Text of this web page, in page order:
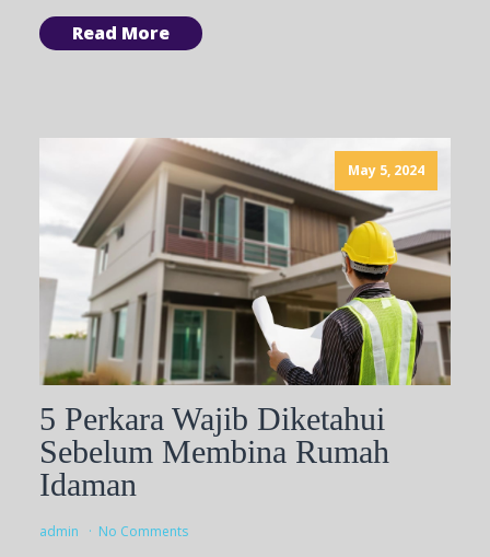
Read More
May 5, 2024
5 Perkara Wajib Diketahui
Sebelum Membina Rumah
Idaman
admin No Comments